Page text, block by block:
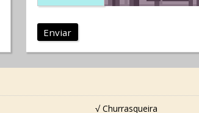
Enviar
√ Churrasqueira